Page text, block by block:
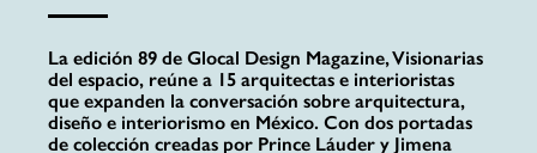
La edición 89 de Glocal Design Magazine, Visionarias
del espacio, reúne a 15 arquitectas e interioristas
que expanden la conversación sobre arquitectura,
diseño e interiorismo en México. Con dos portadas
de colección creadas por Prince Láuder y Jimena